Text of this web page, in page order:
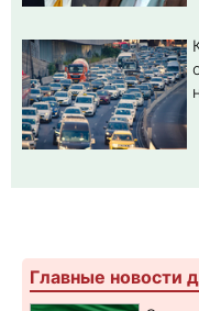
Главные новости